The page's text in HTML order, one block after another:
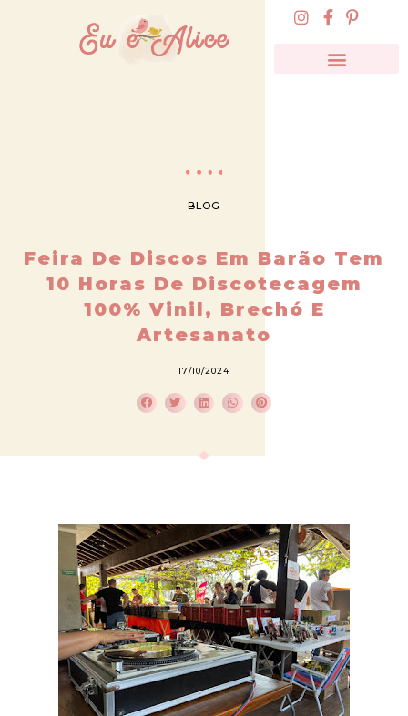
BLOG
Feira De Discos Em Barão Tem
10 Horas De Discotecagem
100% Vinil, Brechó E
Artesanato
17/10/2024